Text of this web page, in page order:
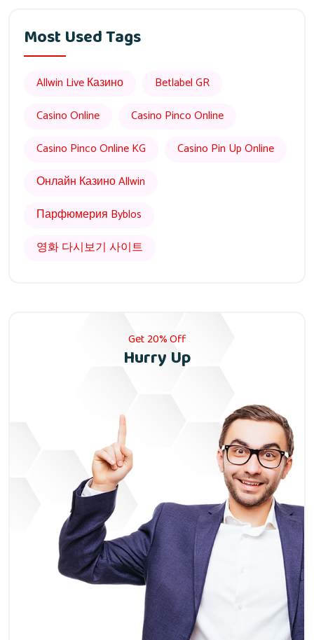
Most Used Tags
Allwin Live Казино
Betlabel GR
Casino Online
Casino Pinco Online
Casino Pinco Online KG
Casino Pin Up Online
Онлайн Казино Allwin
Парфюмерия Byblos
영화 다시보기 사이트
Get 20% Off
Hurry Up